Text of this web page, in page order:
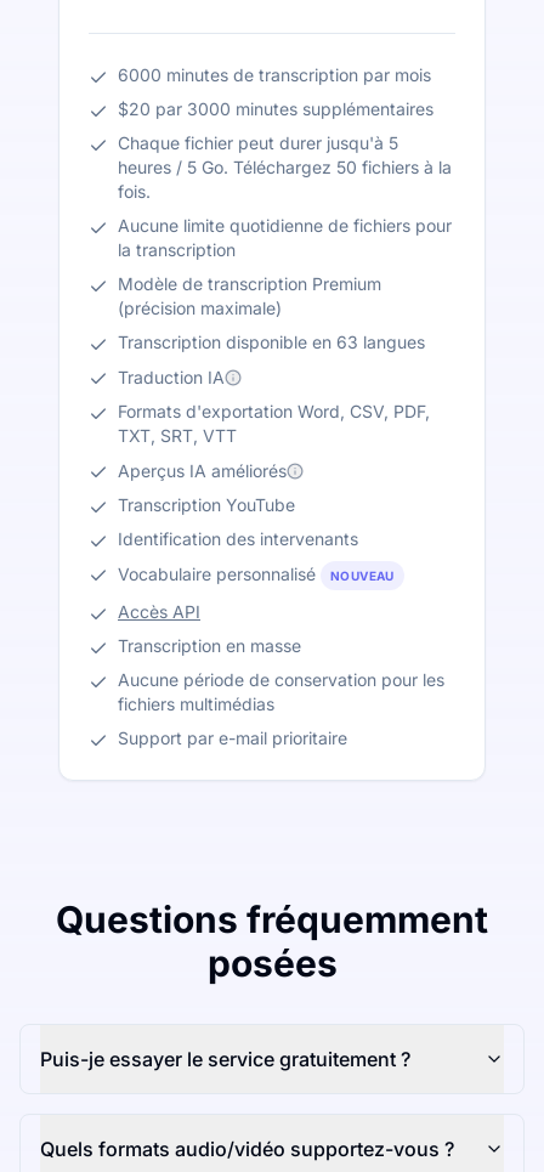
6000 minutes de transcription par mois
$20 par 3000 minutes supplémentaires
Chaque fichier peut durer jusqu'à 5
heures / 5 Go. Téléchargez 50 fichiers à la
fois.
Aucune limite quotidienne de fichiers pour
la transcription
Modèle de transcription Premium
(précision maximale)
Transcription disponible en 63 langues
Traduction IA
Formats d'exportation Word, CSV, PDF,
TXT, SRT, VTT
Aperçus IA améliorés
Transcription YouTube
Identification des intervenants
Vocabulaire personnalisé
NOUVEAU
Accès API
Transcription en masse
Aucune période de conservation pour les
fichiers multimédias
Support par e-mail prioritaire
Questions fréquemment
posées
Puis-je essayer le service gratuitement ?
Quels formats audio/vidéo supportez-vous ?